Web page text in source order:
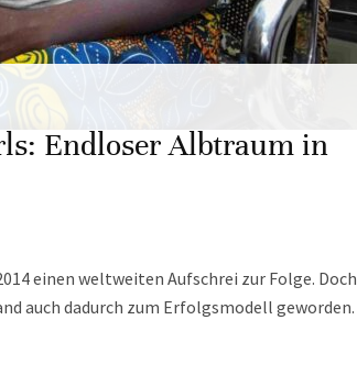
Endloser Albtraum in
einen weltweiten Aufschrei zur Folge. Doch
auch dadurch zum Erfolgsmodell geworden.